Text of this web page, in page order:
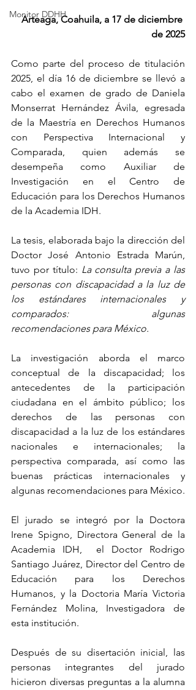
Monitor DDHH
Arteaga, Coahuila, a 17 de diciembre
de 2025
Como parte del proceso de titulación
2025, el día 16 de diciembre se llevó a
cabo el examen de grado de Daniela
Monserrat Hernández Ávila, egresada
de la Maestría en Derechos Humanos
con Perspectiva Internacional y
Comparada, quien además se
desempeña como Auxiliar de
Investigación en el Centro de
Educación para los Derechos Humanos
de la Academia IDH.
La tesis, elaborada bajo la dirección del
Doctor José Antonio Estrada Marún,
tuvo por título: La consulta previa a las
personas con discapacidad a la luz de
los estándares internacionales y
comparados: algunas
recomendaciones para México.
La investigación aborda el marco
conceptual de la discapacidad; los
antecedentes de la participación
ciudadana en el ámbito público; los
derechos de las personas con
discapacidad a la luz de los estándares
nacionales e internacionales; la
perspectiva comparada, así como las
buenas prácticas internacionales y
algunas recomendaciones para México.
El jurado se integró por la Doctora
Irene Spigno, Directora General de la
Academia IDH,  el Doctor Rodrigo
Santiago Juárez, Director del Centro de
Educación para los Derechos
Humanos, y la Doctoria María Victoria
Fernández Molina, Investigadora de
esta institución.
Después de su disertación inicial, las
personas integrantes del jurado
hicieron diversas preguntas a la alumna